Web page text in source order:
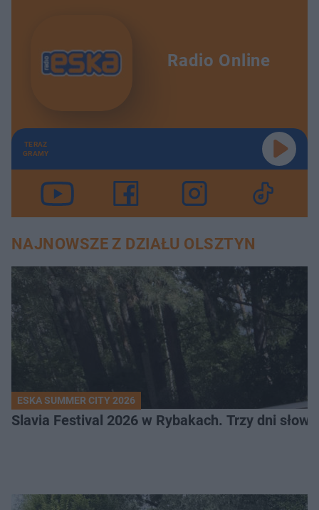
Radio Online
TERAZ
GRAMY
NAJNOWSZE Z DZIAŁU OLSZTYN
ESKA SUMMER CITY 2026
Slavia Festival 2026 w Rybakach. Trzy dni